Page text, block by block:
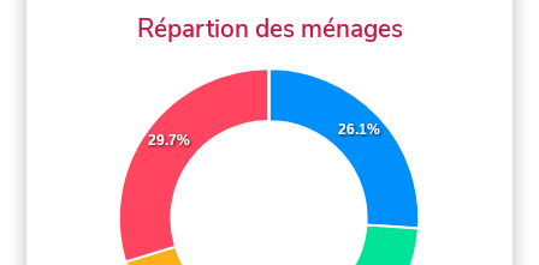
Répartion des ménages
26.1%
29.7%